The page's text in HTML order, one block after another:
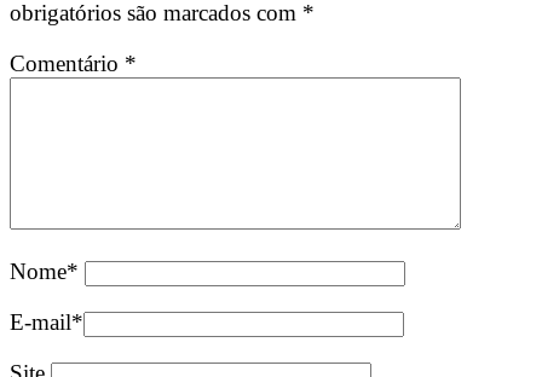
obrigatórios são marcados com *
Comentário *
Nome*
E-mail*